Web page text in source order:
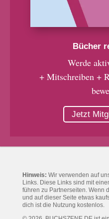
Bücher
Werde
+ Mitschreiben +
Jetzt
Hinweis: Wir verwenden auf
Links. Diese Links sind mit
führen zu Partnerseiten. Wenn
und auf dieser Seite etwas
dich ist die Nutzung kostenlos.